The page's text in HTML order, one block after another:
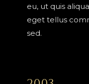
eu, ut quis
eget tellus
sed.